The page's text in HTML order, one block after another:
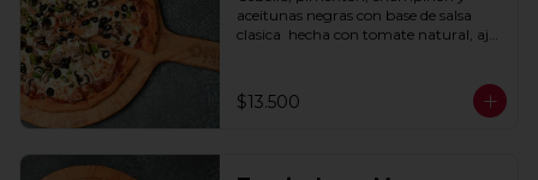
aceitunas negras con base de salsa
clasica  hecha con tomate natural, ajo,
$13.500